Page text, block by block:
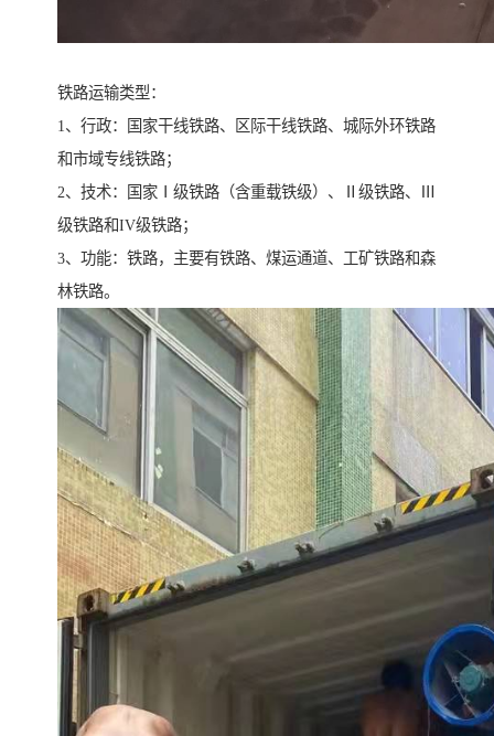
铁路运输类型：
1、行政：国家干线铁路、区际干线铁路、城际外环铁路
和市域专线铁路；
2、技术：国家Ⅰ级铁路（含重载铁级）、Ⅱ级铁路、Ⅲ
级铁路和IV级铁路；
3、功能：铁路，主要有铁路、煤运通道、工矿铁路和森
林铁路。